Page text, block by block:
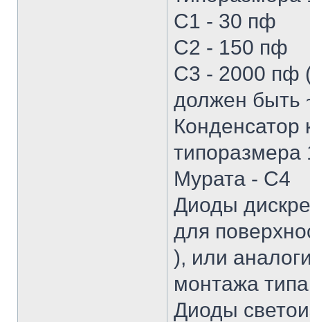
С1 - 30 пф
С2 - 150 пф
С3 - 2000 пф
должен быть
Конденсатор
Мурата - С4
Диоды
для
), или
монтажа
Диоды